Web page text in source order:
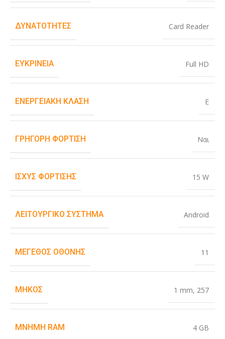
ΔΥΝΑΤΌΤΗΤΕΣ Card Reader
ΕΥΚΡΊΝΕΙΑ Full HD
ΕΝΕΡΓΕΙΑΚΉ ΚΛΆΣΗ E
ΓΡΉΓΟΡΗ ΦΌΡΤΙΣΗ Ναι
ΙΣΧΎΣ ΦΌΡΤΙΣΗΣ 15 W
ΛΕΙΤΟΥΡΓΙΚΌ ΣΎΣΤΗΜΑ Android
ΜΈΓΕΘΟΣ ΟΘΌΝΗΣ 11
ΜΉΚΟΣ 1 mm, 257
ΜΝΉΜΗ RAM 4 GB